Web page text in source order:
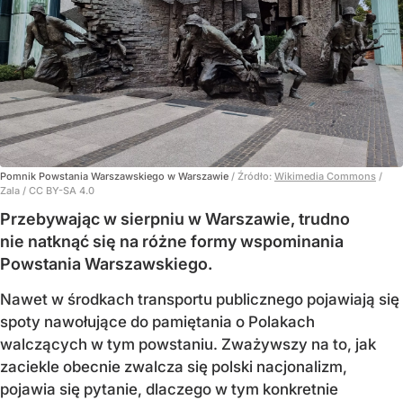
Pomnik Powstania Warszawskiego w Warszawie / Źródło: Wikimedia Commons /
Zala / CC BY-SA 4.0
Przebywając w sierpniu w Warszawie, trudno
nie natknąć się na różne formy wspominania
Powstania Warszawskiego.
Nawet w środkach transportu publicznego pojawiają się
spoty nawołujące do pamiętania o Polakach
walczących w tym powstaniu. Zważywszy na to, jak
zaciekle obecnie zwalcza się polski nacjonalizm,
pojawia się pytanie, dlaczego w tym konkretnie